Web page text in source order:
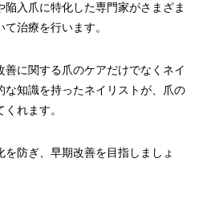
入爪に特化した専門家がさまざま
治療を行います。
に関する爪のケアだけでなくネイ
な知識を持ったネイリストが、爪の
れます。
防ぎ、早期改善を目指しましょ